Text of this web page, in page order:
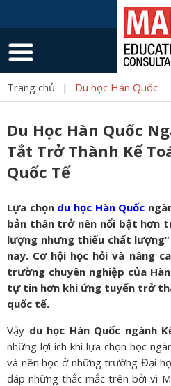
Trang chủ | Du học Hàn Quốc
Du Học Hàn Quốc
Tắt Trở Thành Kế
Quốc Tế
Lựa chọn du học Hàn Quốc
bản thân trở nên nổi bật hơn
lượng nhưng thiếu chất
nay. Cơ hội học hỏi và nâng
trường chuyên nghiệp của
tự tin hơn khi ứng tuyển trở
quốc tế.
Vậy du học Hàn Quốc ngành
những lợi ích khi lựa chọn học
và nên học ở những trường Đại
đáp những thắc mắc trên bởi vì